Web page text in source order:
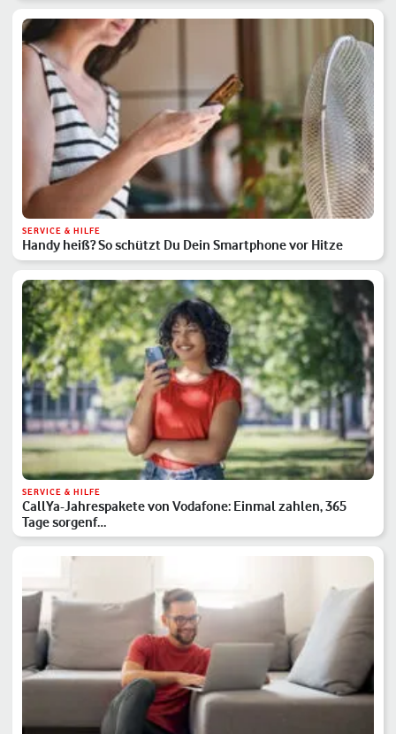
SERVICE & HILFE
Handy heiß? So schützt Du Dein Smartphone vor Hitze
SERVICE & HILFE
CallYa-Jahrespakete von Vodafone: Einmal zahlen, 365
Tage sorgenf…